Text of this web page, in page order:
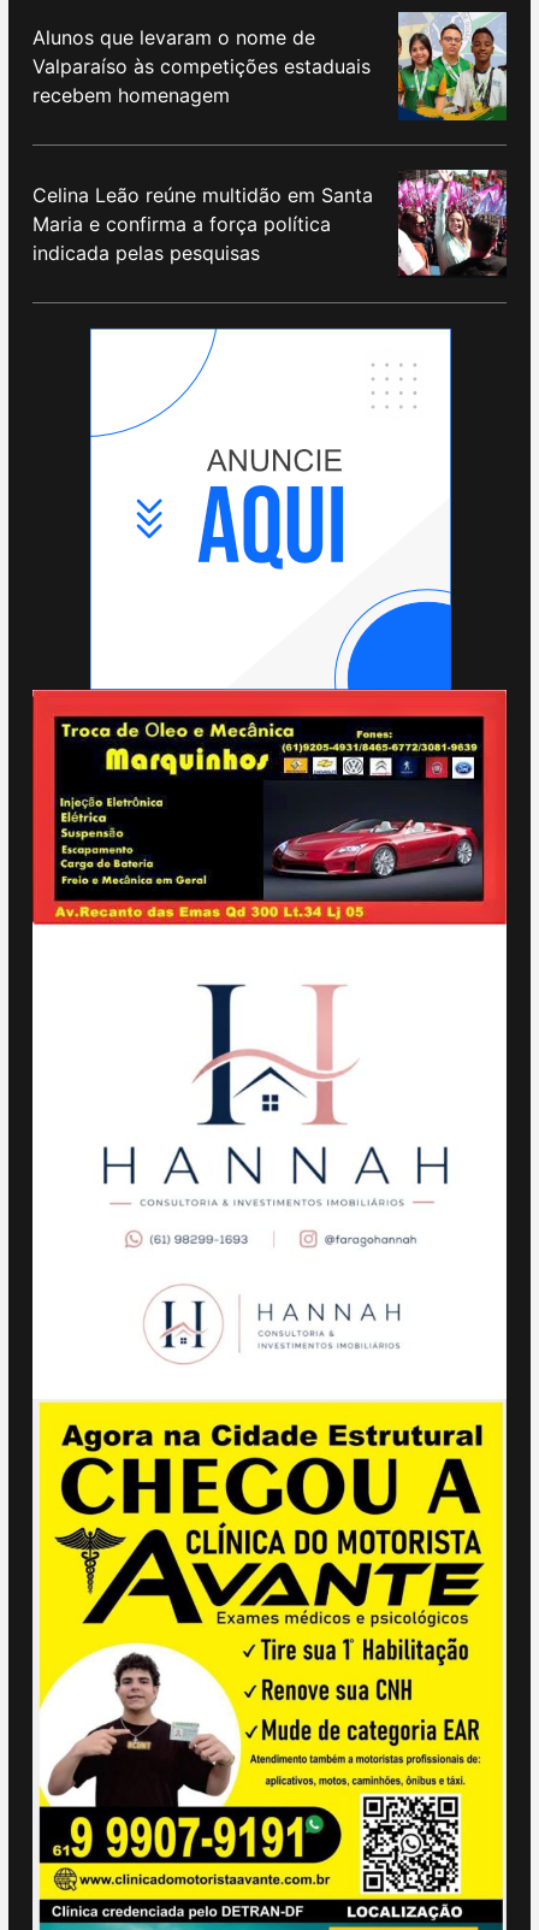
Alunos que levaram o nome de
Valparaíso às competições estaduais
recebem homenagem
Celina Leão reúne multidão em Santa
Maria e confirma a força política
indicada pelas pesquisas